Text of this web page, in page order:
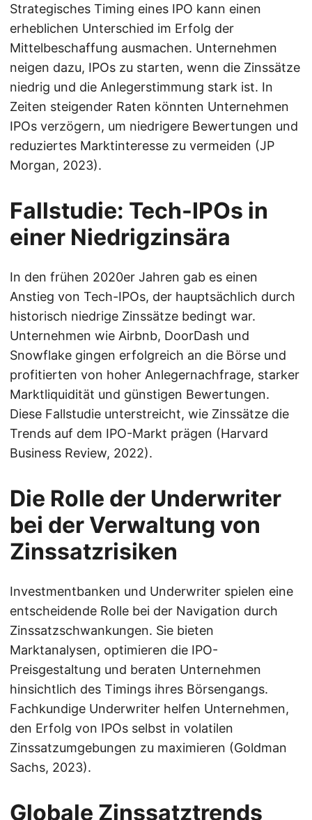
Strategisches Timing eines IPO kann einen
erheblichen Unterschied im Erfolg der
Mittelbeschaffung ausmachen. Unternehmen
neigen dazu, IPOs zu starten, wenn die Zinssätze
niedrig und die Anlegerstimmung stark ist. In
Zeiten steigender Raten könnten Unternehmen
IPOs verzögern, um niedrigere Bewertungen und
reduziertes Marktinteresse zu vermeiden (JP
Morgan, 2023).
Fallstudie: Tech-IPOs in
einer Niedrigzinsära
In den frühen 2020er Jahren gab es einen
Anstieg von Tech-IPOs, der hauptsächlich durch
historisch niedrige Zinssätze bedingt war.
Unternehmen wie Airbnb, DoorDash und
Snowflake gingen erfolgreich an die Börse und
profitierten von hoher Anlegernachfrage, starker
Marktliquidität und günstigen Bewertungen.
Diese Fallstudie unterstreicht, wie Zinssätze die
Trends auf dem IPO-Markt prägen (Harvard
Business Review, 2022).
Die Rolle der Underwriter
bei der Verwaltung von
Zinssatzrisiken
Investmentbanken und Underwriter spielen eine
entscheidende Rolle bei der Navigation durch
Zinssatzschwankungen. Sie bieten
Marktanalysen, optimieren die IPO-
Preisgestaltung und beraten Unternehmen
hinsichtlich des Timings ihres Börsengangs.
Fachkundige Underwriter helfen Unternehmen,
den Erfolg von IPOs selbst in volatilen
Zinssatzumgebungen zu maximieren (Goldman
Sachs, 2023).
Globale Zinssatztrends